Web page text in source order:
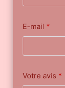
E-mail *
Votre avis *